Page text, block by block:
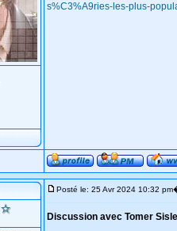
s%C3%A9ries-les-plus-
Posté le: 25 Avr 2024 10:32 pm
Discussion avec Tomer